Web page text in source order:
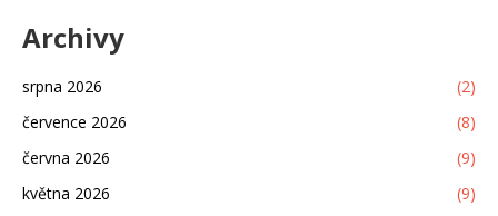
Archivy
srpna 2026
(2)
července 2026
(8)
června 2026
(9)
května 2026
(9)